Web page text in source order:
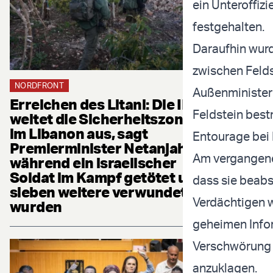
NORDFRONT
Erreichen des Litani: Die IDF
weitet die Sicherheitszone
im Libanon aus, sagt
Premierminister Netanjahu,
während ein israelischer
Soldat im Kampf getötet und
sieben weitere verwundet
wurden
ein
festgehalten.
Daraufhin
zwischen
Feldstein
Entourage bei
Am
dass sie
Verdächtigen
geheimen
anzuklagen.